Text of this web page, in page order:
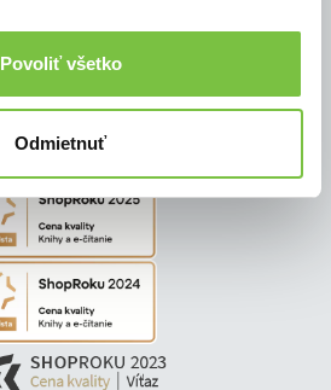
Povoliť všetko
Odmietnuť